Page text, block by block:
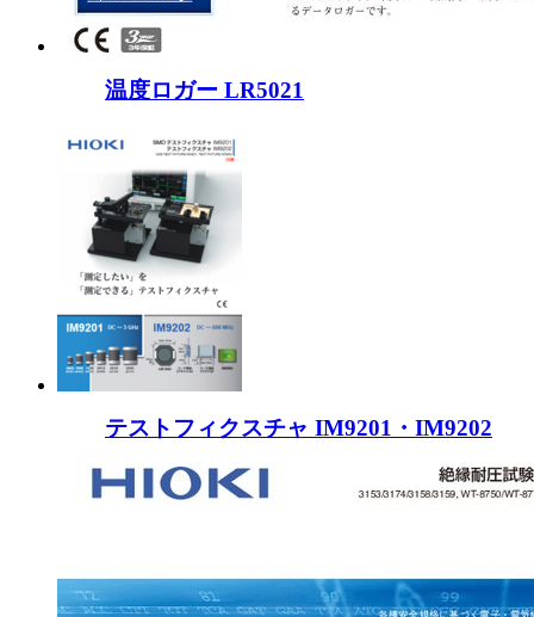
温度ロガー LR5021
テストフィクスチャ IM9201・IM9202